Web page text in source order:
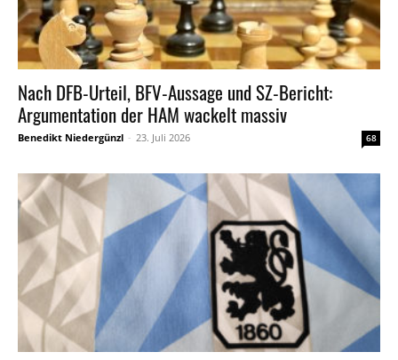
Nach DFB-Urteil, BFV-Aussage und SZ-Bericht:
Argumentation der HAM wackelt massiv
Benedikt Niedergünzl - 23. Juli 2026 68